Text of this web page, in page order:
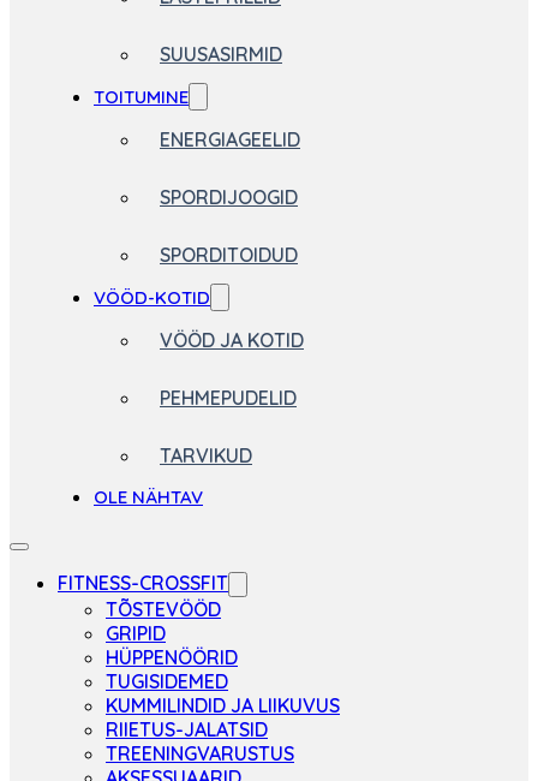
SUUSASIRMID
TOITUMINE
ENERGIAGEELID
SPORDIJOOGID
SPORDITOIDUD
VÖÖD-KOTID
VÖÖD JA KOTID
PEHMEPUDELID
TARVIKUD
OLE NÄHTAV
FITNESS-CROSSFIT
TÕSTEVÖÖD
GRIPID
HÜPPENÖÖRID
TUGISIDEMED
KUMMILINDID JA LIIKUVUS
RIIETUS-JALATSID
TREENINGVARUSTUS